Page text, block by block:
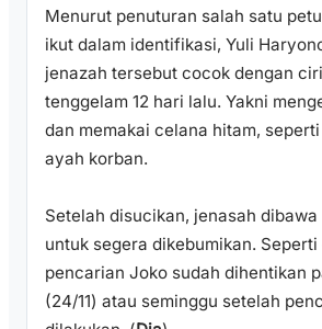
Menurut penuturan salah satu
ikut dalam identifikasi, Yuli
jenazah tersebut cocok dengan
tenggelam 12 hari lalu. Yakni
dan memakai celana hitam,
ayah korban.
Setelah disucikan, jenasah dibawa
untuk segera dikebumikan.
pencarian Joko sudah dihentikan
(24/11) atau seminggu setelah